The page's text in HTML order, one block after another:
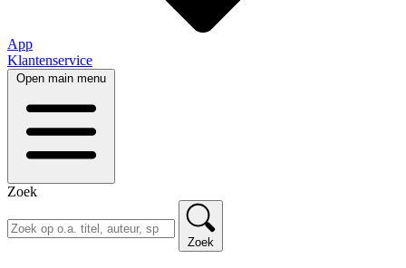
App
Klantenservice
Open main menu
Zoek
Zoek